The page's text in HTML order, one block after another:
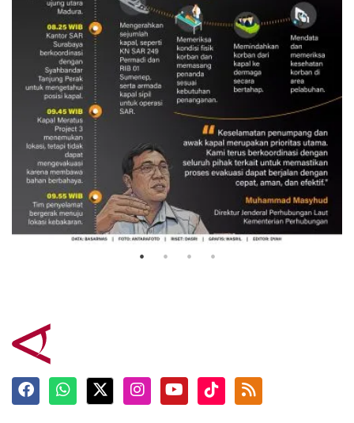
Evakuasi korban kebakaran KM
Mutiara Sentosa 2
3 Agustus 2026